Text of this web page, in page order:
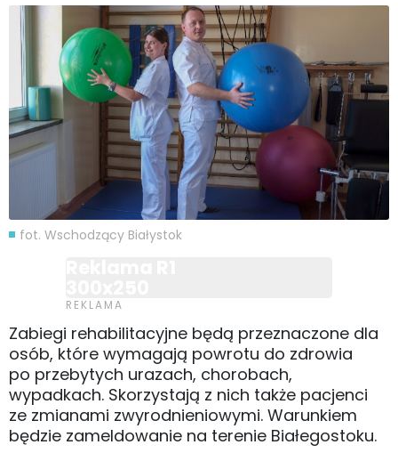
fot. Wschodzący Białystok
Zabiegi rehabilitacyjne będą przeznaczone dla
osób, które wymagają powrotu do zdrowia
po przebytych urazach, chorobach,
wypadkach. Skorzystają z nich także pacjenci
ze zmianami zwyrodnieniowymi. Warunkiem
będzie zameldowanie na terenie Białegostoku.